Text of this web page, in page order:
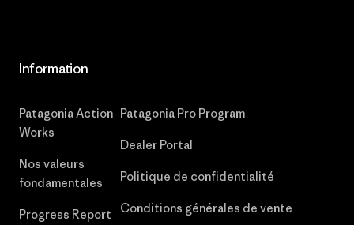
Information
Patagonia Action
Works
Nos valeurs
fondamentales
Progress Report
Patagonia Pro Program
Dealer Portal
Politique de confidentialité
Conditions générales de vente